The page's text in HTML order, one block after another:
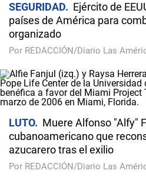
SEGURIDAD
Ejército de
países de América para
organizado
Por REDACCIÓN/Diario Las
LUTO
Muere Alfonso "Alfy"
cubanoamericano que
azucarero tras el exilio
Por REDACCIÓN/Diario Las